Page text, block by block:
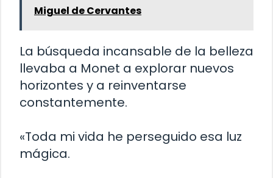
Miguel de Cervantes
La búsqueda incansable de la belleza
llevaba a Monet a explorar nuevos
horizontes y a reinventarse
constantemente.
«Toda mi vida he perseguido esa luz
mágica.